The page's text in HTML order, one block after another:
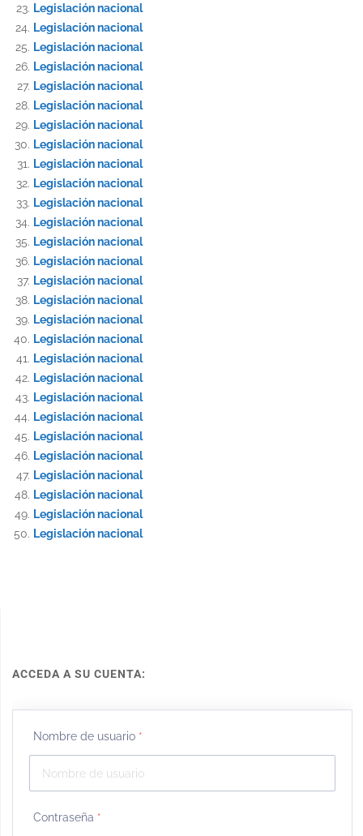
Legislación nacional
Legislación nacional
Legislación nacional
Legislación nacional
Legislación nacional
Legislación nacional
Legislación nacional
Legislación nacional
Legislación nacional
Legislación nacional
Legislación nacional
Legislación nacional
Legislación nacional
Legislación nacional
Legislación nacional
Legislación nacional
Legislación nacional
Legislación nacional
Legislación nacional
Legislación nacional
Legislación nacional
Legislación nacional
Legislación nacional
Legislación nacional
Legislación nacional
Legislación nacional
Legislación nacional
Legislación nacional
ACCEDA A SU CUENTA:
Nombre de usuario *
Contraseña *